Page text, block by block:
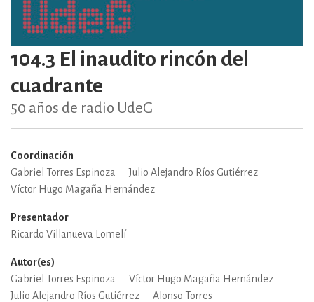
104.3 El inaudito rincón del
cuadrante
50 años de radio UdeG
Coordinación
Gabriel Torres Espinoza
Julio Alejandro Ríos Gutiérrez
Víctor Hugo Magaña Hernández
Presentador
Ricardo Villanueva Lomelí
Autor(es)
Gabriel Torres Espinoza
Víctor Hugo Magaña Hernández
Julio Alejandro Ríos Gutiérrez
Alonso Torres